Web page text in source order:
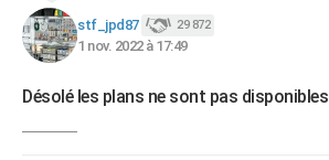
stf_jpd87 29 872
1 nov. 2022 à 17:49
Désolé les plans ne sont pas disponibles